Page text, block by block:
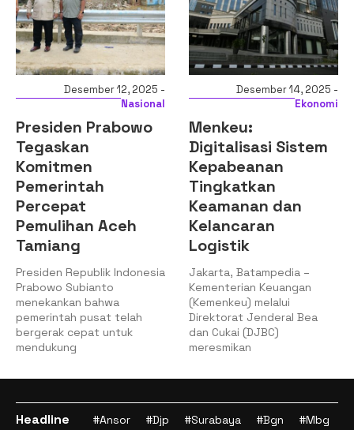
Desember 12, 2025 -
Nasional
Presiden Prabowo
Tegaskan
Komitmen
Pemerintah
Percepat
Pemulihan Aceh
Tamiang
Presiden Republik Indonesia
Prabowo Subianto
menekankan bahwa
pemerintah pusat telah
bergerak cepat untuk
mendukung
Desember 14, 2025 -
Ekonomi
Menkeu:
Digitalisasi Sistem
Kepabeanan
Tingkatkan
Keamanan dan
Kelancaran
Logistik
Jakarta, Batampedia –
Kementerian Keuangan
(Kemenkeu) melalui
Direktorat Jenderal Bea
dan Cukai (DJBC)
meresmikan
Headline #Ansor #Djp #Surabaya #Bgn #Mbg